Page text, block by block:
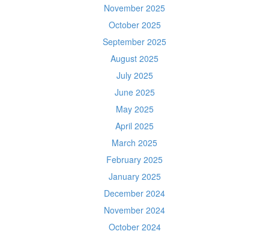
November 2025
October 2025
September 2025
August 2025
July 2025
June 2025
May 2025
April 2025
March 2025
February 2025
January 2025
December 2024
November 2024
October 2024